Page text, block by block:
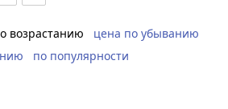
возрастанию
цена по убыванию
по популярности